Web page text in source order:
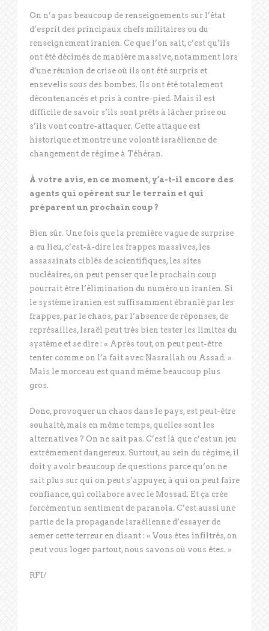
On n’a pas beaucoup de renseignements sur l’état
d’esprit des principaux chefs militaires ou du
renseignement iranien. Ce que l’on sait, c’est qu’ils
ont été décimés de manière massive, notamment lors
d’une réunion de crise où ils ont été surpris et
ensevelis sous des bombes. Ils ont été totalement
décontenancés et pris à contre-pied. Mais il est
difficile de savoir s’ils sont prêts à lâcher prise ou
s’ils vont contre-attaquer. Cette attaque est
historique et montre une volonté israélienne de
changement de régime à Téhéran.
À votre avis, en ce moment, y’a-t-il encore des
agents qui opèrent sur le terrain et qui
préparent un prochain coup ?
Bien sûr. Une fois que la première vague de surprise
a eu lieu, c’est-à-dire les frappes massives, les
assassinats ciblés de scientifiques, les sites
nucléaires, on peut penser que le prochain coup
pourrait être l’élimination du numéro un iranien. Si
le système iranien est suffisamment ébranlé par les
frappes, par le chaos, par l’absence de réponses, de
représailles, Israël peut très bien tester les limites du
système et se dire : « Après tout, on peut peut-être
tenter comme on l’a fait avec Nasrallah ou Assad. »
Mais le morceau est quand même beaucoup plus
gros.
Donc, provoquer un chaos dans le pays, est peut-être
souhaité, mais en même temps, quelles sont les
alternatives ? On ne sait pas. C’est là que c’est un jeu
extrêmement dangereux. Surtout, au sein du régime, il
doit y avoir beaucoup de questions parce qu’on ne
sait plus sur qui on peut s’appuyer, à qui on peut faire
confiance, qui collabore avec le Mossad. Et ça crée
forcément un sentiment de paranoïa. C’est aussi une
partie de la propagande israélienne d’essayer de
semer cette terreur en disant : « Vous êtes infiltrés, on
peut vous loger partout, nous savons où vous êtes. »
RFI/